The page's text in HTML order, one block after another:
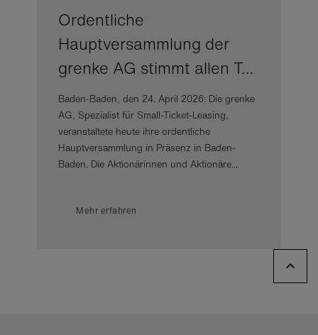
Ordentliche
Hauptversammlung der
grenke AG stimmt allen T…
Baden-Baden, den 24. April 2026: Die grenke
AG, Spezialist für Small-Ticket-Leasing,
veranstaltete heute ihre ordentliche
Hauptversammlung in Präsenz in Baden-
Baden. Die Aktionärinnen und Aktionäre...
Mehr erfahren